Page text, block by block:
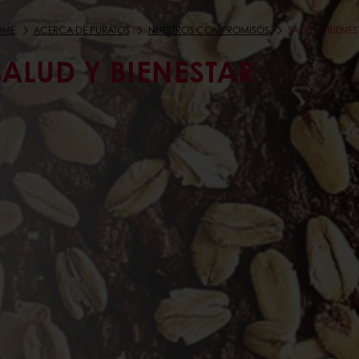
ACERCA DE PURATOS NUESTROS COMPROMISOS SALUD Y
Y BIENESTAR